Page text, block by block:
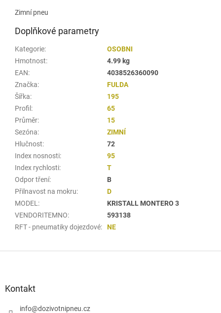
Zimní pneu
Doplňkové parametry
Kategorie:
OSOBNI
Hmotnost:
4.99 kg
EAN:
4038526360090
Značka:
FULDA
Šířka:
195
Profil :
65
Průměr:
15
Sezóna:
ZIMNÍ
Hlučnost:
72
Index nosnosti:
95
Index rychlosti:
T
Odpor tření:
B
Přilnavost na mokru:
D
MODEL :
KRISTALL MONTERO 3
VENDORITEMNO:
593138
RFT - pneumatiky dojezdové: NE
Kontakt
info@dozivotnipneu.cz